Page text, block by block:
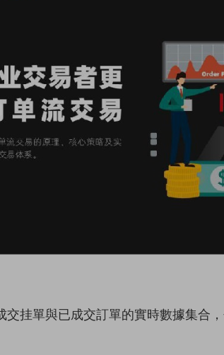
交挂單與已成交訂單的實時數據集合